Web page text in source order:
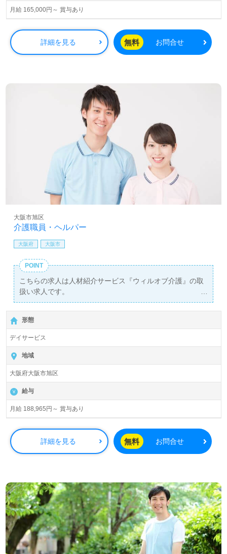
月給 165,000円～ 賞与あり
詳細を見る 無料 お問合せ
介護職員・ヘルパー
大阪市旭区
大阪府 大阪市
POINT
こちらの求人は人材紹介サービス『ウィルオブ介護』の取
扱い求人です。
詳細に関してお気軽にご相談ください♪
【無料】で皆さんの転職活動をサポートいたします。
形態
デイサービス
地域
大阪府大阪市旭区
給与
月給 188,965円～ 賞与あり
詳細を見る 無料 お問合せ